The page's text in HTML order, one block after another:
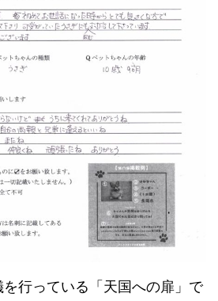
行っている「天国への扉」で